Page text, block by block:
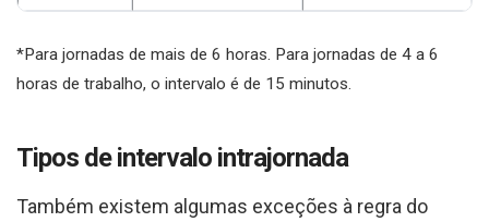
*Para jornadas de mais de 6 horas. Para jornadas de 4 a 6
horas de trabalho, o intervalo é de 15 minutos.
Tipos de intervalo intrajornada
Também existem algumas exceções à regra do